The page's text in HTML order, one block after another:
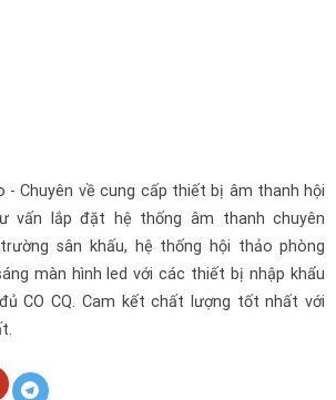
- Chuyên về cung cấp thiết bị âm thanh hội
vấn lắp đặt hệ thống âm thanh chuyên
sân khấu, hệ thống hội thảo phòng
màn hình led với các thiết bị nhập khẩu
CO CQ. Cam kết chất lượng tốt nhất với